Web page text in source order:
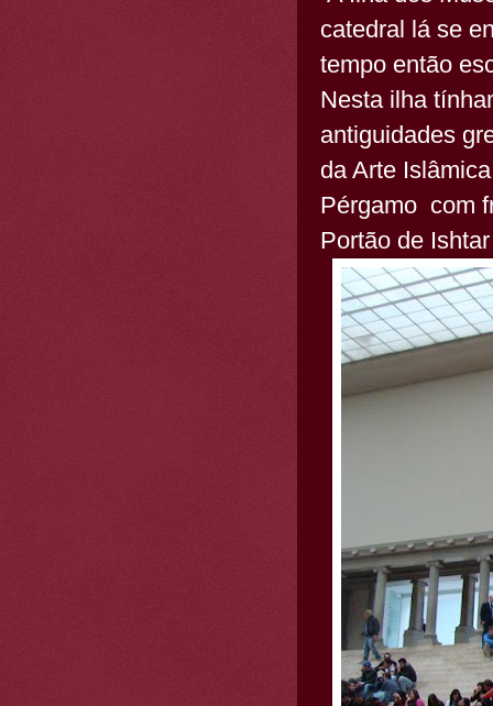
catedral lá se
tempo então
Nesta ilha
antiguidades
da Arte
Pérgamo com
Portão de